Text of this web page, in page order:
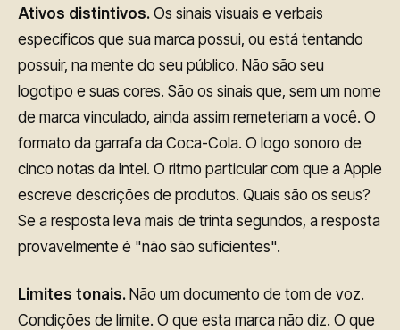
Ativos distintivos. Os sinais visuais e verbais
específicos que sua marca possui, ou está tentando
possuir, na mente do seu público. Não são seu
logotipo e suas cores. São os sinais que, sem um nome
de marca vinculado, ainda assim remeteriam a você. O
formato da garrafa da Coca-Cola. O logo sonoro de
cinco notas da Intel. O ritmo particular com que a Apple
escreve descrições de produtos. Quais são os seus?
Se a resposta leva mais de trinta segundos, a resposta
provavelmente é "não são suficientes".
Limites tonais. Não um documento de tom de voz.
Condições de limite. O que esta marca não diz. O que